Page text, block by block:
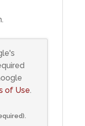
of Use.